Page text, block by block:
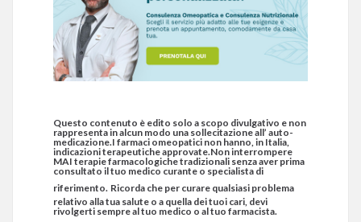
Questo contenuto è edito solo a scopo divulgativo e non
rappresenta in alcun modo una sollecitazione all’ auto-
medicazione.I farmaci omeopatici non hanno, in Italia,
indicazioni terapeutiche approvate.Non interrompere
MAI terapie farmacologiche tradizionali senza aver prima
consultato il tuo medico curante o specialista di
riferimento. Ricorda che per curare qualsiasi problema
relativo alla tua salute o a quella dei tuoi cari, devi
rivolgerti sempre al tuo medico o al tuo farmacista.